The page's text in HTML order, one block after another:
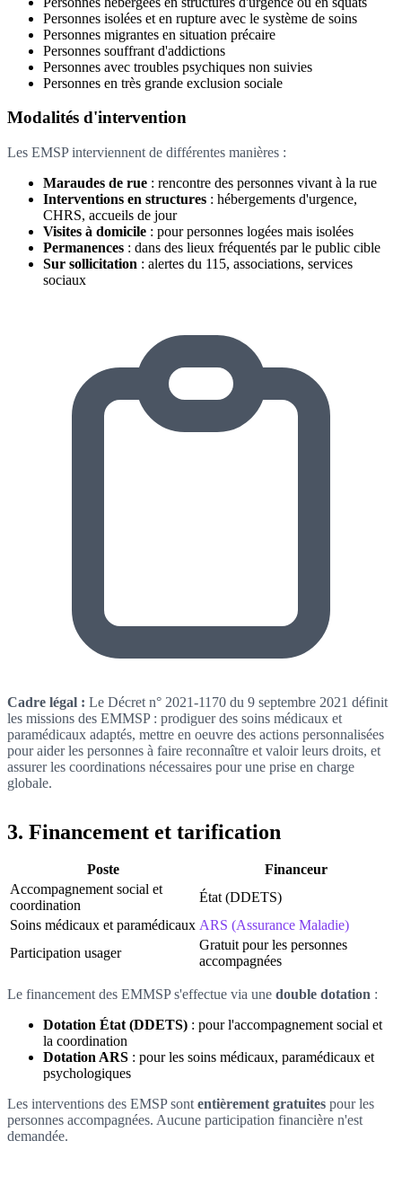
Personnes isolées et en rupture avec le système de soins
Personnes migrantes en situation précaire
Personnes souffrant d'addictions
Personnes avec troubles psychiques non suivies
Personnes en très grande exclusion sociale
Modalités d'intervention
Les EMSP interviennent de différentes manières :
Maraudes de rue : rencontre des personnes vivant à la rue
Interventions en structures : hébergements d'urgence,
CHRS, accueils de jour
Visites à domicile : pour personnes logées mais isolées
Permanences : dans des lieux fréquentés par le public cible
Sur sollicitation : alertes du 115, associations, services
sociaux
Cadre légal : Le Décret n° 2021-1170 du 9 septembre 2021 définit
les missions des EMMSP : prodiguer des soins médicaux et
paramédicaux adaptés, mettre en oeuvre des actions personnalisées
pour aider les personnes à faire reconnaître et valoir leurs droits, et
assurer les coordinations nécessaires pour une prise en charge
globale.
3. Financement et tarification
Poste
Financeur
Accompagnement social et
coordination
État (DDETS)
Soins médicaux et paramédicaux ARS (Assurance Maladie)
Participation usager
Gratuit pour les personnes
accompagnées
Le financement des EMMSP s'effectue via une double dotation :
Dotation État (DDETS) : pour l'accompagnement social et
la coordination
Dotation ARS : pour les soins médicaux, paramédicaux et
psychologiques
Les interventions des EMSP sont entièrement gratuites pour les
personnes accompagnées. Aucune participation financière n'est
demandée.